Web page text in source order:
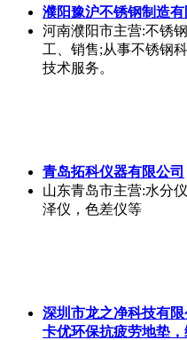
濮阳豫沪不锈钢制造有
河南濮阳市主营:不锈
工、销售;从事不锈钢
技术服务。
青岛拓科仪器有限公司
山东青岛市主营:水分
泽仪，色差仪等
深圳市龙之净科技有
卡优环保抗疲劳地垫